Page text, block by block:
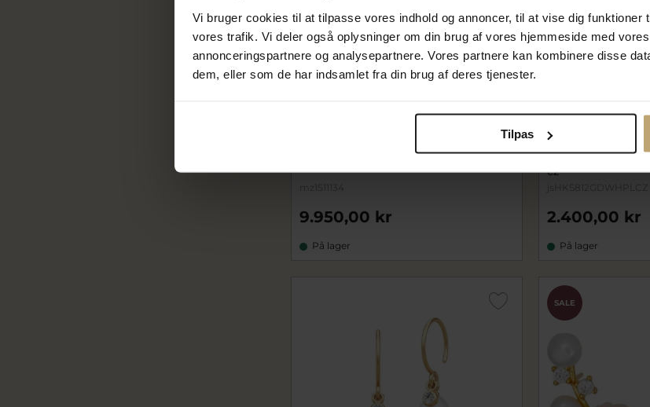
Vi bruger cookies til at tilpasse vores indhold og annoncer, til at vise dig funktioner
vores trafik. Vi deler også oplysninger om din brug af vores hjemmeside med
annonceringspartnere og analysepartnere. Vores partnere kan kombinere disse
dem, eller som de har indsamlet fra din brug af deres tjenester.
Tilpas
m. 0,22 ct. W.SI brillanter
9.950,00 kr
På lager
Julie Sandlau
Pearl øreringe
cz
2.400,00 kr
På lager
SALE